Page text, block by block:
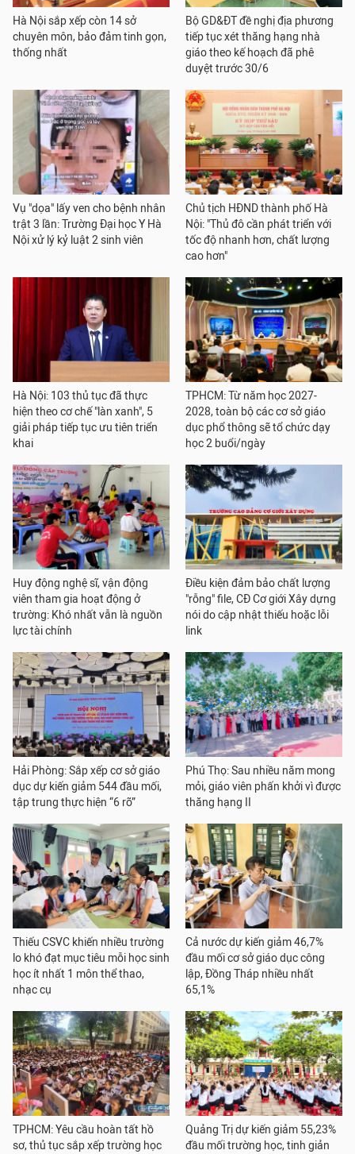
Hà Nội sắp xếp còn 14 sở
chuyên môn, bảo đảm tinh gọn,
thống nhất
Bộ GD&ĐT đề nghị địa phương
tiếp tục xét thăng hạng nhà
giáo theo kế hoạch đã phê
duyệt trước 30/6
Vụ "dọa" lấy ven cho bệnh nhân
trật 3 lần: Trường Đại học Y Hà
Nội xử lý kỷ luật 2 sinh viên
Chủ tịch HĐND thành phố Hà
Nội: "Thủ đô cần phát triển với
tốc độ nhanh hơn, chất lượng
cao hơn"
Hà Nội: 103 thủ tục đã thực
hiện theo cơ chế "làn xanh", 5
giải pháp tiếp tục ưu tiên triển
khai
TPHCM: Từ năm học 2027-
2028, toàn bộ các cơ sở giáo
dục phổ thông sẽ tổ chức dạy
học 2 buổi/ngày
Huy động nghệ sĩ, vận động
viên tham gia hoạt động ở
trường: Khó nhất vẫn là nguồn
lực tài chính
Điều kiện đảm bảo chất lượng
"rỗng" file, CĐ Cơ giới Xây dựng
nói do cập nhật thiếu hoặc lỗi
link
Hải Phòng: Sắp xếp cơ sở giáo
dục dự kiến giảm 544 đầu mối,
tập trung thực hiện “6 rõ”
Phú Thọ: Sau nhiều năm mong
mỏi, giáo viên phấn khởi vì được
thăng hạng II
Thiếu CSVC khiến nhiều trường
lo khó đạt mục tiêu mỗi học sinh
học ít nhất 1 môn thể thao,
nhạc cụ
Cả nước dự kiến giảm 46,7%
đầu mối cơ sở giáo dục công
lập, Đồng Tháp nhiều nhất
65,1%
TPHCM: Yêu cầu hoàn tất hồ
sơ, thủ tục sắp xếp trường học
Quảng Trị dự kiến giảm 55,23%
đầu mối trường học, tinh giản